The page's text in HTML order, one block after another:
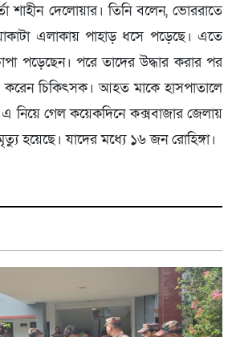
শাহীন দেলোয়ার। তিনি বলেন, ভোররাতে
এলাকায় পাহাড় ধসে পড়েছে। এতে
পড়েছেন। পরে তাদের উদ্ধার করার পর
চিকিৎসক। আহত মাকে হাসপাতালে
এ নিয়ে গেল কয়েকদিনে কক্সবাজার জেলায়
হয়েছে। যাদের মধ‍্যে ১৬ জন রোহিঙ্গা।